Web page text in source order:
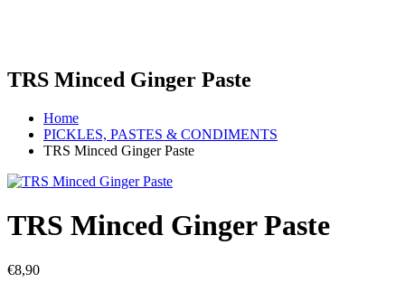
TRS Minced Ginger Paste
Home
PICKLES, PASTES & CONDIMENTS
TRS Minced Ginger Paste
TRS Minced Ginger Paste
€8,90